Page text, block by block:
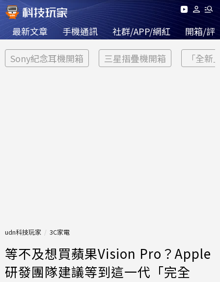
最新文章 手機通訊 社群/APP/網紅 開箱/評
Sony紀念耳機開箱 三星摺疊機開箱 「全新
udn科技玩家 3C家電
等不及想買蘋果Vision Pro？Apple
研發團隊建議等到這一代「完全